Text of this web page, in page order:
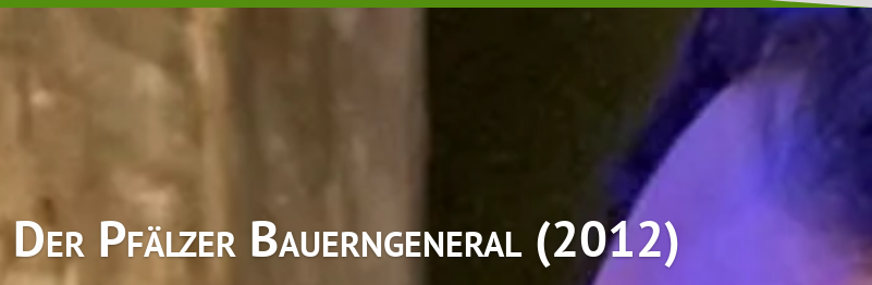
Ein vollkommener Engel (2013)